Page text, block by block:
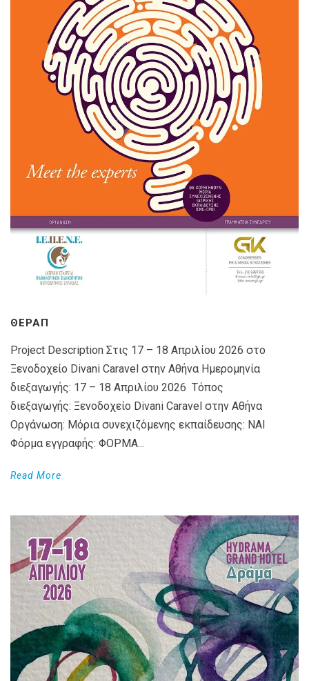
ΘΕΡΑΠ
Project Description Στις 17 – 18 Απριλίου 2026 στο
Ξενοδοχείο Divani Caravel στην Αθήνα Ημερομηνία
διεξαγωγής: 17 – 18 Απριλίου 2026 Τόπος
διεξαγωγής: Ξενοδοχείο Divani Caravel στην Αθήνα
Οργάνωση: Μόρια συνεχιζόμενης εκπαίδευσης: ΝΑΙ
Φόρμα εγγραφής: ΦΟΡΜΑ...
Read More